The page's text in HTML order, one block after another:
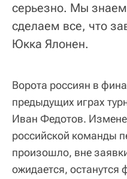
серьезно. Мы
сделаем все, что
Юкка Ялонен.
Ворота россиян в
предыдущих играх
Иван Федотов.
российской команды
произошло, вне
ожидается, останутся